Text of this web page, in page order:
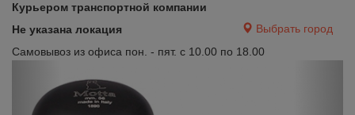
Курьером транспортной компании
Не указана локация
Выбрать город
Самовывоз из офиса пон. - пят. с 10.00 по 18.00